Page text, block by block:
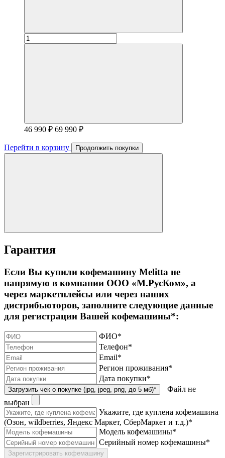
46 990 ₽ 69 990 ₽
Перейти в корзину Продолжить покупки
Гарантия
Если Вы купили кофемашину Melitta не
напрямую в компании ООО «М.РусКом», а
через маркетплейсы или через наших
дистрибьюторов, заполните следующие данные
для регистрации Вашей кофемашины*:
ФИО*
Телефон*
Email*
Регион проживания*
Дата покупки*
Загрузить чек о покупке (jpg, jpeg, png, до 5 мб)*
Файл не
выбран
Укажите, где куплена кофемашина
(Озон, wildberries, Яндекс Маркет, СберМаркет и т.д.)*
Модель кофемашины*
Серийный номер кофемашины*
Зарегистрировать кофемашину